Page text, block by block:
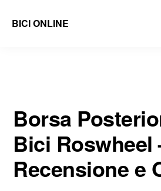
BICI ONLINE
Ricambi
Bici
e
Guide
Borsa
Bici Roswheel
Recensione e